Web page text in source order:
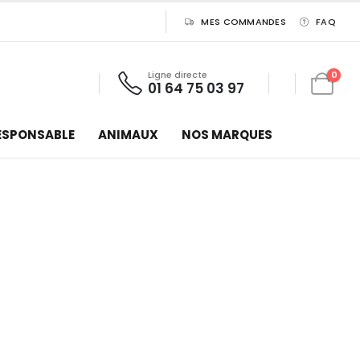
MES COMMANDES FAQ
Ligne directe
01 64 75 03 97
0
ANIMAUX NOS MARQUES